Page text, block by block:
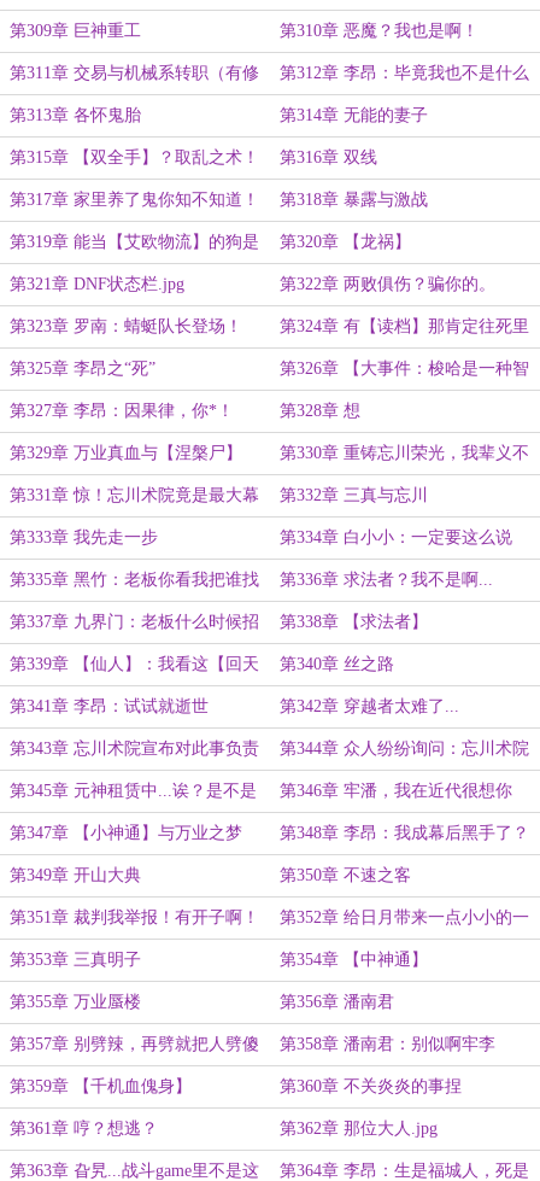
第309章 巨神重工 第310章 恶魔？我也是啊！
第311章 交易与机械系转职（有修
改）
第312章 李昂：毕竟我也不是什么
恶魔嘛...
第313章 各怀鬼胎 第314章 无能的妻子
第315章 【双全手】？取乱之术！ 第316章 双线
第317章 家里养了鬼你知不知道！ 第318章 暴露与激战
第319章 能当【艾欧物流】的狗是
我的荣幸啊！
第320章 【龙祸】
第321章 DNF状态栏.jpg 第322章 两败俱伤？骗你的。
第323章 罗南：蜻蜓队长登场！ 第324章 有【读档】那肯定往死里
造啊！
第325章 李昂之“死” 第326章 【大事件：梭哈是一种智
慧】
第327章 李昂：因果律，你*！ 第328章 想
第329章 万业真血与【涅槃尸】 第330章 重铸忘川荣光，我辈义不
容辞！
第331章 惊！忘川术院竟是最大幕
后黑手！？
第332章 三真与忘川
第333章 我先走一步 第334章 白小小：一定要这么说
吗...
第335章 黑竹：老板你看我把谁找
来了
第336章 求法者？我不是啊...
第337章 九界门：老板什么时候招
的新员工？
第338章 【求法者】
第339章 【仙人】：我看这【回天
血身】与我有缘呐
第340章 丝之路
第341章 李昂：试试就逝世 第342章 穿越者太难了...
第343章 忘川术院宣布对此事负责 第344章 众人纷纷询问：忘川术院
是谁？
第345章 元神租赁中...诶？是不是
走错片场了？
第346章 牢潘，我在近代很想你
第347章 【小神通】与万业之梦 第348章 李昂：我成幕后黑手了？
第349章 开山大典 第350章 不速之客
第351章 裁判我举报！有开子啊！ 第352章 给日月带来一点小小的一
人震撼
第353章 三真明子 第354章 【中神通】
第355章 万业蜃楼 第356章 潘南君
第357章 别劈辣，再劈就把人劈傻
辣
第358章 潘南君：别似啊牢李
第359章 【千机血傀身】 第360章 不关炎炎的事捏
第361章 哼？想逃？ 第362章 那位大人.jpg
第363章 旮旯...战斗game里不是这 第364章 李昂：生是福城人，死是